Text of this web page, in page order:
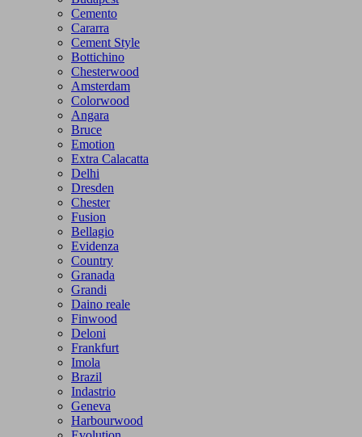
Cemento
Cararra
Cement Style
Bottichino
Chesterwood
Amsterdam
Colorwood
Angara
Bruce
Emotion
Extra Calacatta
Delhi
Dresden
Chester
Fusion
Bellagio
Evidenza
Country
Granada
Grandi
Daino reale
Finwood
Deloni
Frankfurt
Imola
Brazil
Indastrio
Geneva
Harbourwood